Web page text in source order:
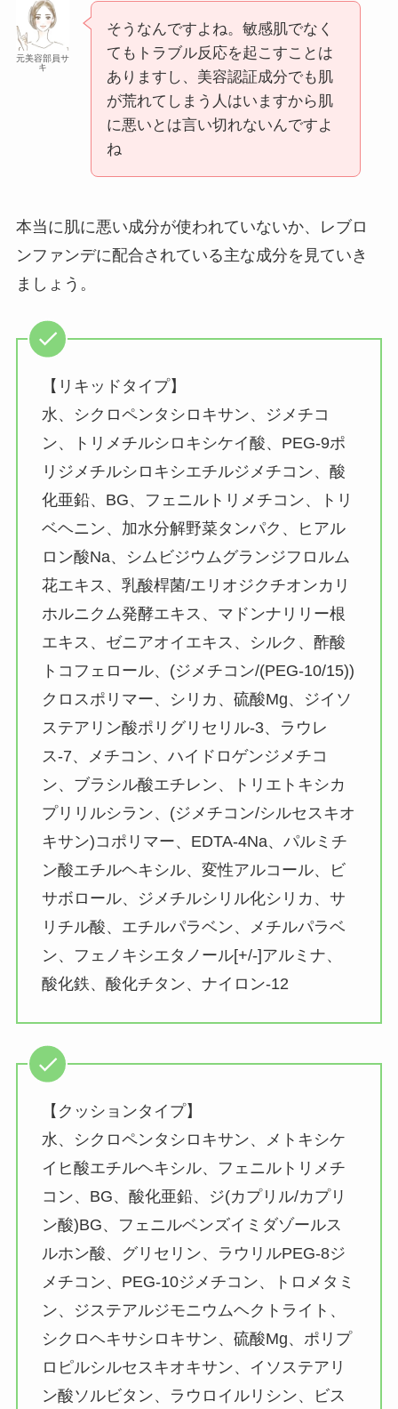
元美容部員サ
キ
そうなんですよね。敏感肌でなく
てもトラブル反応を起こすことは
ありますし、美容認証成分でも肌
が荒れてしまう人はいますから肌
に悪いとは言い切れないんですよ
ね
本当に肌に悪い成分が使われていないか、レブロ
ンファンデに配合されている主な成分を見ていき
ましょう。
【リキッドタイプ】
水、シクロペンタシロキサン、ジメチコ
ン、トリメチルシロキシケイ酸、PEG-9ポ
リジメチルシロキシエチルジメチコン、酸
化亜鉛、BG、フェニルトリメチコン、トリ
ベヘニン、加水分解野菜タンパク、ヒアル
ロン酸Na、シムビジウムグランジフロルム
花エキス、乳酸桿菌/エリオジクチオンカリ
ホルニクム発酵エキス、マドンナリリー根
エキス、ゼニアオイエキス、シルク、酢酸
トコフェロール、(ジメチコン/(PEG-10/15))
クロスポリマー、シリカ、硫酸Mg、ジイソ
ステアリン酸ポリグリセリル-3、ラウレ
ス-7、メチコン、ハイドロゲンジメチコ
ン、ブラシル酸エチレン、トリエトキシカ
プリリルシラン、(ジメチコン/シルセスキオ
キサン)コポリマー、EDTA-4Na、パルミチ
ン酸エチルヘキシル、変性アルコール、ビ
サボロール、ジメチルシリル化シリカ、サ
リチル酸、エチルパラベン、メチルパラベ
ン、フェノキシエタノール[+/-]アルミナ、
酸化鉄、酸化チタン、ナイロン-12
【クッションタイプ】
水、シクロペンタシロキサン、メトキシケ
イヒ酸エチルヘキシル、フェニルトリメチ
コン、BG、酸化亜鉛、ジ(カプリル/カプリ
ン酸)BG、フェニルベンズイミダゾールス
ルホン酸、グリセリン、ラウリルPEG-8ジ
メチコン、PEG-10ジメチコン、トロメタミ
ン、ジステアルジモニウムヘクトライト、
シクロヘキサシロキサン、硫酸Mg、ポリプ
ロピルシルセスキオキサン、イソステアリ
ン酸ソルビタン、ラウロイルリシン、ビス